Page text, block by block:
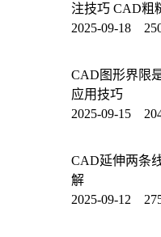
注技巧 CAD粗
2025-09-18
CAD图形界限
应用技巧
2025-09-15
CAD延伸两条
解
2025-09-12